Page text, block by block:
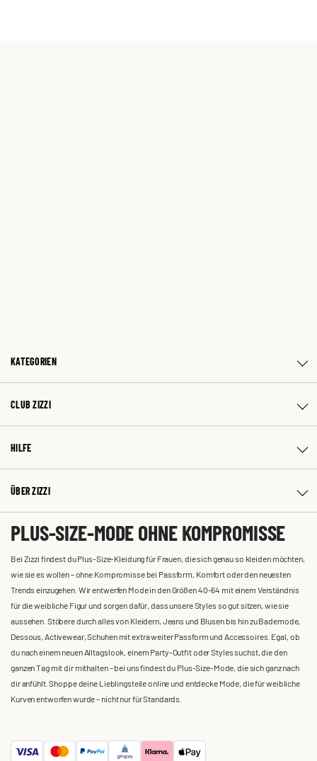
KATEGORIEN
CLUB ZIZZI
HILFE
ÜBER ZIZZI
PLUS-SIZE-MODE OHNE KOMPROMISSE
Bei Zizzi findest du Plus-Size-Kleidung für Frauen, die sich genau so kleiden möchten,
wie sie es wollen – ohne Kompromisse bei Passform, Komfort oder den neuesten
Trends einzugehen. Wir entwerfen Mode in den Größen 40-64 mit einem Verständnis
für die weibliche Figur und sorgen dafür, dass unsere Styles so gut sitzen, wie sie
aussehen. Stöbere durch alles von Kleidern, Jeans und Blusen bis hin zu Bademode,
Dessous, Activewear, Schuhen mit extra weiter Passform und Accessoires. Egal, ob
du nach einem neuen Alltagslook, einem Party-Outfit oder Styles suchst, die den
ganzen Tag mit dir mithalten – bei uns findest du Plus-Size-Mode, die sich ganz nach
dir anfühlt. Shoppe deine Lieblingsteile online und entdecke Mode, die für weibliche
Kurven entworfen wurde – nicht nur für Standards.